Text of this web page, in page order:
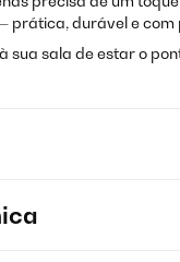
prática, durável e com
sua sala de estar o